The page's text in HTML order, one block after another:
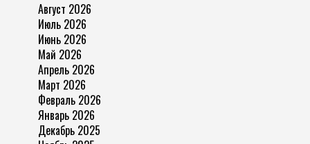
Август 2026
Июль 2026
Июнь 2026
Май 2026
Апрель 2026
Март 2026
Февраль 2026
Январь 2026
Декабрь 2025